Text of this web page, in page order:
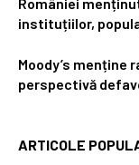
instituțiilor,
Moody’s menține
perspectivă
ARTICOLE